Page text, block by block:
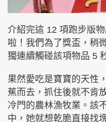
介紹完這 12 項跑步版
啦！我們為了獎盃，稍
獨連續觸碰該項物品 5
果然愛吃是寶寶的天性
蕉而去，抓住後就不肯
冷門的農林漁牧業。該
中，她就想乾脆直接找